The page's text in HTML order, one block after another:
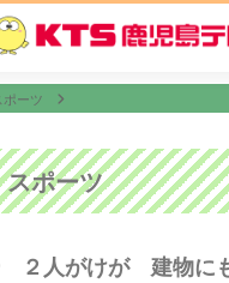
ポーツ
ポーツ
２人がけが 建物に